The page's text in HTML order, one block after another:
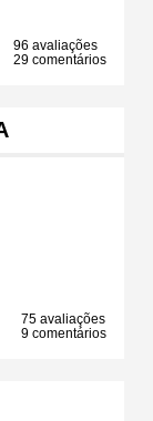
96 avaliações
29 comentários
75 avaliações
9 comentários